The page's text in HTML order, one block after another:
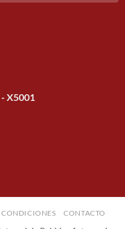
- X5001
CONTACTO